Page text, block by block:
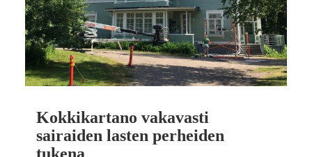
Kokkikartano vakavasti
sairaiden lasten perheiden